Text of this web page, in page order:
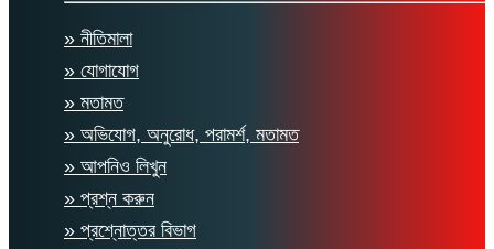
» নীতিমালা
» যোগাযোগ
» মতামত
» অভিযোগ, অনুরোধ, পরামর্শ, মতামত
» আপনিও লিখুন
» প্রশ্ন করুন
» প্রশ্নোত্তর বিভাগ